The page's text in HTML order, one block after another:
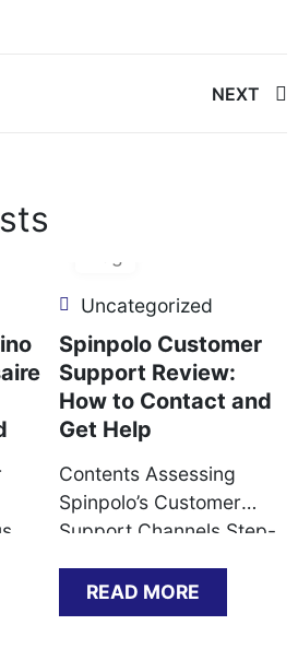
NEXT
Uncategorized
Spinpolo Customer
Support Review:
How to Contact and
Get Help
Contents Assessing
Spinpolo’s Customer
Support Channels Step-
Contacting Support
Successfully Common
READ MORE